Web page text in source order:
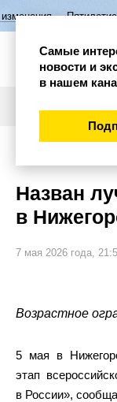
семьи в
Назван
в
7 мая 2026 года,
Возрастное
5 мая в
этап
в России»,
Самые
новости и
в нашем